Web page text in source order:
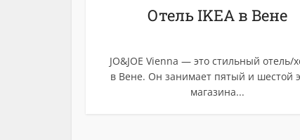
Отель IKEA в Вене
JO&JOE Vienna — это стильный отель/
в Вене. Он занимает пятый и шестой
магазина...